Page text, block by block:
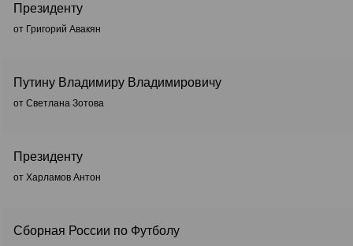
Президенту
от Григорий Авакян
Путину Владимиру Владимировичу
от Светлана Зотова
Президенту
от Харламов Антон
Сборная России по Футболу